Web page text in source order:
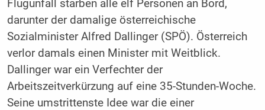
Flugunfall starben alle elf Personen an Bord,
darunter der damalige österreichische
Sozialminister Alfred Dallinger (SPÖ). Österreich
verlor damals einen Minister mit Weitblick.
Dallinger war ein Verfechter der
Arbeitszeitverkürzung auf eine 35-Stunden-Woche.
Seine umstrittenste Idee war die einer